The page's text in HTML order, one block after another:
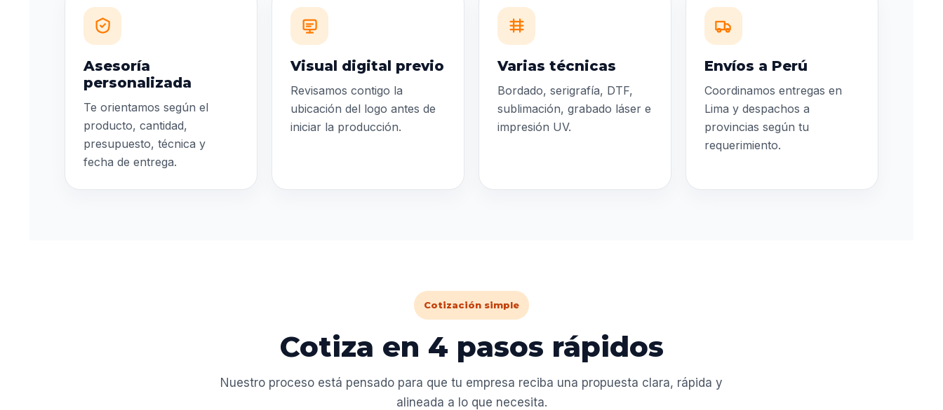
Asesoría
personalizada
Te orientamos según el
producto, cantidad,
presupuesto, técnica y
fecha de entrega.
Visual digital previo
Revisamos contigo la
ubicación del logo antes de
iniciar la producción.
Varias técnicas
Bordado, serigrafía, DTF,
sublimación, grabado láser e
impresión UV.
Envíos a Perú
Coordinamos entregas en
Lima y despachos a
provincias según tu
requerimiento.
Cotización simple
Cotiza en 4 pasos rápidos
Nuestro proceso está pensado para que tu empresa reciba una propuesta clara, rápida y
alineada a lo que necesita.